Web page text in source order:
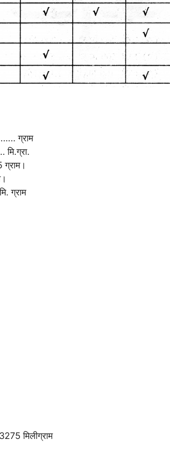
ग्राम
ग्राम
मिलीग्राम